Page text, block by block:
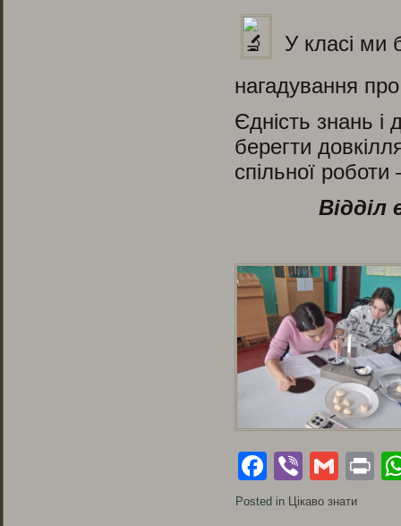
У класі ми
нагадування
Єдність знань
берегти
спільної
Відділ
Facebook
Viber
Posted in Цікаво знати